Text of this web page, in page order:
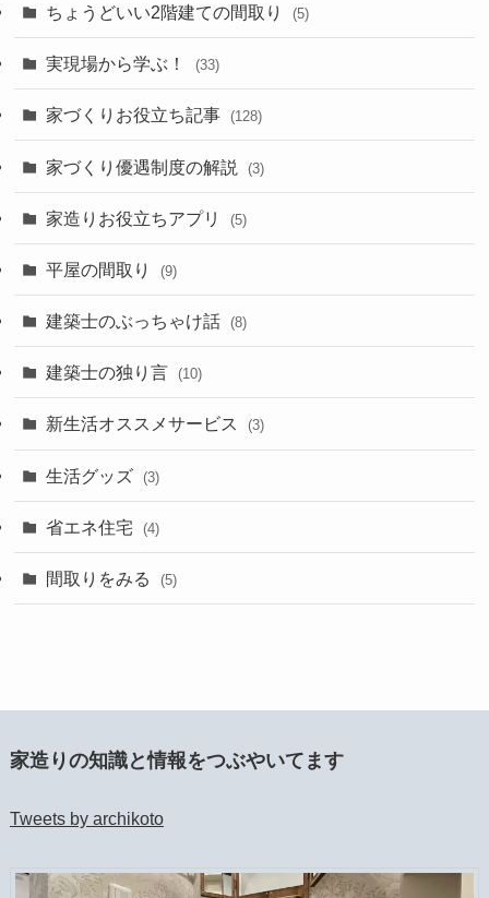
ちょうどいい2階建ての間取り (5)
実現場から学ぶ！ (33)
家づくりお役立ち記事 (128)
家づくり優遇制度の解説 (3)
家造りお役立ちアプリ (5)
平屋の間取り (9)
建築士のぶっちゃけ話 (8)
建築士の独り言 (10)
新生活オススメサービス (3)
生活グッズ (3)
省エネ住宅 (4)
間取りをみる (5)
家造りの知識と情報をつぶやいてます
Tweets by archikoto